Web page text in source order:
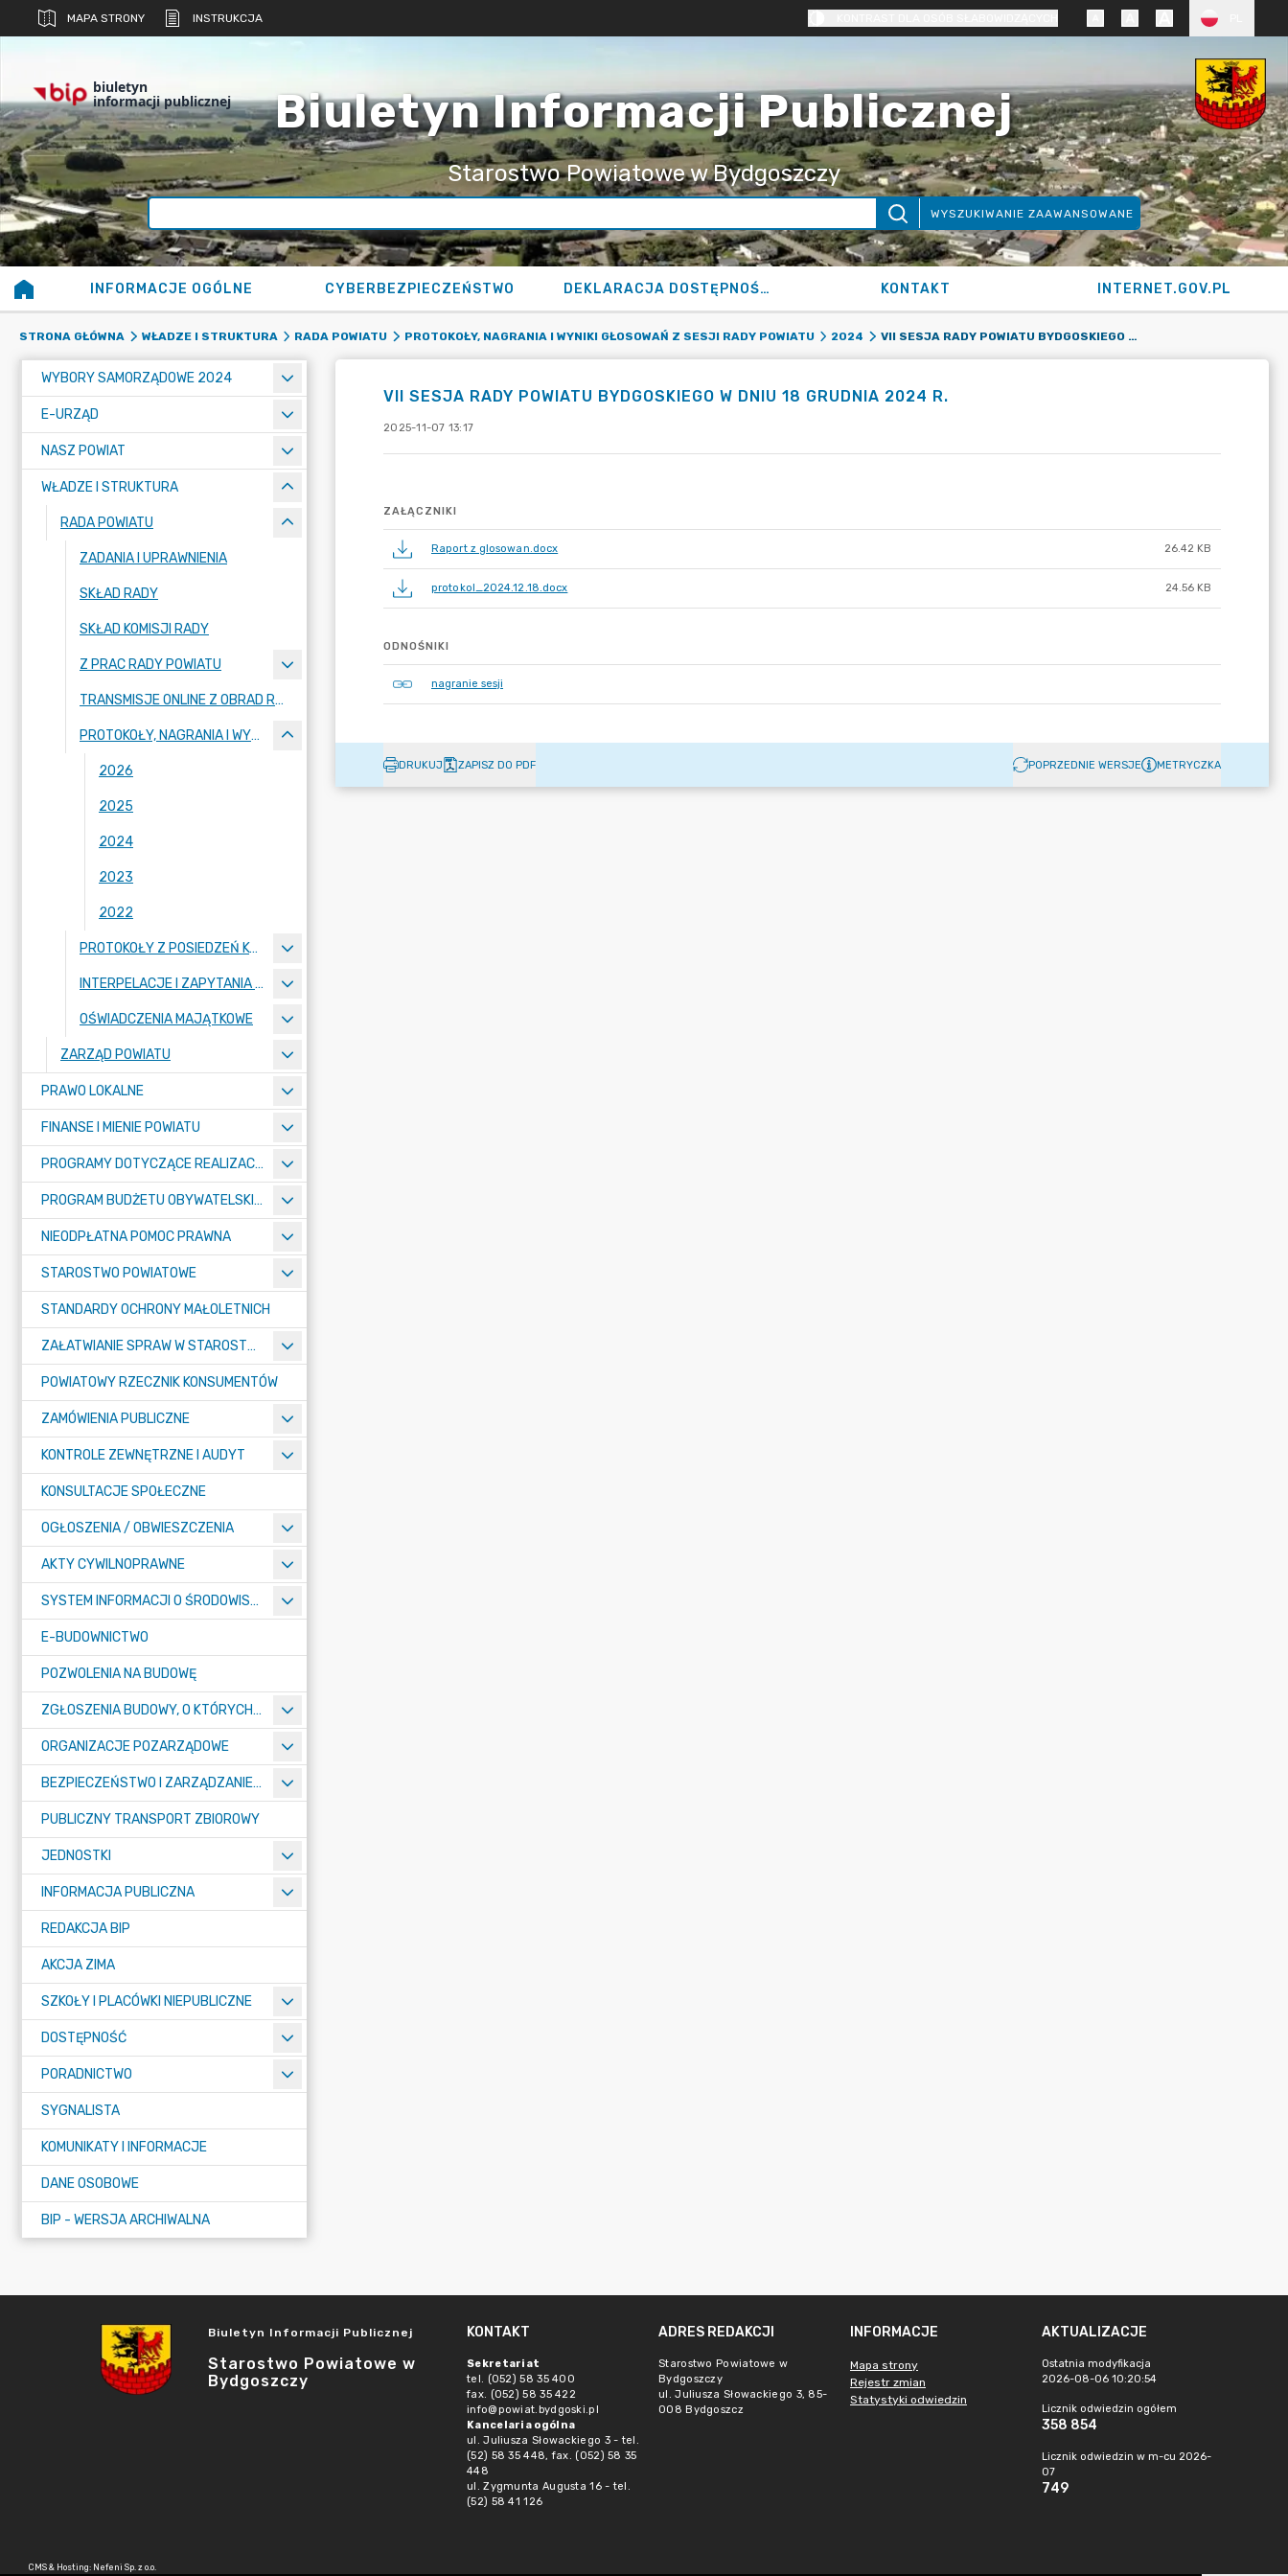
MAPA STRONY INSTRUKCJA
biuletyn
informacji publicznej Biuletyn Informacji Publicznej
Starostwo Powiatowe w Bydgoszczy
WYSZUKIWANIE ZAAWANSOWANE
INFORMACJE OGÓLNE CYBERBEZPIECZEŃSTWO DEKLARACJA DOSTĘPNOŚCI KONTAKT INTERNET.GOV.PL
STRONA GŁÓWNA WŁADZE I STRUKTURA RADA POWIATU PROTOKOŁY, NAGRANIA I WYNIKI GŁOSOWAŃ Z SESJI RADY POWIATU 2024 VII SESJA RADY POWIATU BYDGOSKIEGO W DNIU 18 GRUDNIA 2024 R.
WYBORY SAMORZĄDOWE 2024
E-URZĄD
NASZ POWIAT
WŁADZE I STRUKTURA
RADA POWIATU
ZADANIA I UPRAWNIENIA
SKŁAD RADY
SKŁAD KOMISJI RADY
Z PRAC RADY POWIATU
TRANSMISJE ONLINE Z OBRAD RADY POWIATU BYDGOSKIEGO
PROTOKOŁY, NAGRANIA I WYNIKI GŁOSOWAŃ Z SESJI RADY POWIATU
2026
2025
2024
2023
2022
PROTOKOŁY Z POSIEDZEŃ KOMISJI
INTERPELACJE I ZAPYTANIA RADNYCH
OŚWIADCZENIA MAJĄTKOWE
ZARZĄD POWIATU
PRAWO LOKALNE
FINANSE I MIENIE POWIATU
PROGRAMY DOTYCZĄCE REALIZACJI ZADAŃ PUBLICZNYCH
PROGRAM BUDŻETU OBYWATELSKIEGO POWIATU BYDGOSKIEGO
NIEODPŁATNA POMOC PRAWNA
STAROSTWO POWIATOWE
STANDARDY OCHRONY MAŁOLETNICH
ZAŁATWIANIE SPRAW W STAROSTWIE
POWIATOWY RZECZNIK KONSUMENTÓW
ZAMÓWIENIA PUBLICZNE
KONTROLE ZEWNĘTRZNE I AUDYT
KONSULTACJE SPOŁECZNE
OGŁOSZENIA / OBWIESZCZENIA
AKTY CYWILNOPRAWNE
SYSTEM INFORMACJI O ŚRODOWISKU
E-BUDOWNICTWO
POZWOLENIA NA BUDOWĘ
ZGŁOSZENIA BUDOWY, O KTÓRYCH MOWA W ART. 29 UST. 1 PKT 1A, 2B I 19A USTAWY PRAWO BUDOWLANE
ORGANIZACJE POZARZĄDOWE
BEZPIECZEŃSTWO I ZARZĄDZANIE KRYZYSOWE
PUBLICZNY TRANSPORT ZBIOROWY
JEDNOSTKI
INFORMACJA PUBLICZNA
REDAKCJA BIP
AKCJA ZIMA
SZKOŁY I PLACÓWKI NIEPUBLICZNE
DOSTĘPNOŚĆ
PORADNICTWO
SYGNALISTA
KOMUNIKATY I INFORMACJE
DANE OSOBOWE
BIP - WERSJA ARCHIWALNA
VII SESJA RADY POWIATU BYDGOSKIEGO W DNIU 18 GRUDNIA 2024 R.
2025-11-07 13:17
ZAŁĄCZNIKI
Raport z glosowan.docx 26.42 KB
protokol_2024.12.18.docx 24.56 KB
ODNOŚNIKI
nagranie sesji
DRUKUJ ZAPISZ DO PDF POPRZEDNIE WERSJE METRYCZKA
Biuletyn Informacji Publicznej
Starostwo Powiatowe w
Bydgoszczy
KONTAKT
Sekretariat
tel. (052) 58 35 400
fax. (052) 58 35 422
info@powiat.bydgoski.pl
Kancelaria ogólna
ul. Juliusza Słowackiego 3 - tel.
(52) 58 35 448, fax. (052) 58 35
448
ul. Zygmunta Augusta 16 - tel.
(52) 58 41 126
ADRES REDAKCJI
Starostwo Powiatowe w
Bydgoszczy
ul. Juliusza Słowackiego 3, 85-
008 Bydgoszcz
INFORMACJE
Mapa strony
Rejestr zmian
Statystyki odwiedzin
AKTUALIZACJE
Ostatnia modyfikacja
2026-08-06 10:20:54
Licznik odwiedzin ogółem
358 854
Licznik odwiedzin w m-cu 2026-
07
749
CMS & Hosting: Nefeni Sp. z o.o.